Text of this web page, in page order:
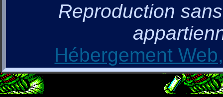
Reproduction
Hébergement